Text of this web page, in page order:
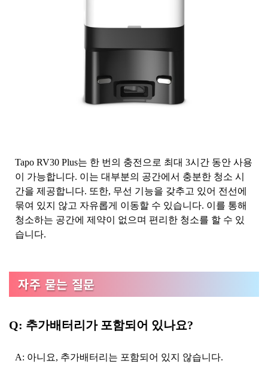
Tapo RV30 Plus는 한 번의 충전으로 최대 3시간 동안 사용
이 가능합니다. 이는 대부분의 공간에서 충분한 청소 시
간을 제공합니다. 또한, 무선 기능을 갖추고 있어 전선에
묶여 있지 않고 자유롭게 이동할 수 있습니다. 이를 통해
청소하는 공간에 제약이 없으며 편리한 청소를 할 수 있
습니다.
자주 묻는 질문
Q: 추가배터리가 포함되어 있나요?
A: 아니요, 추가배터리는 포함되어 있지 않습니다.